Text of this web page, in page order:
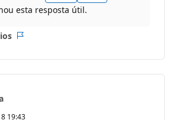
esta resposta útil.
19:43